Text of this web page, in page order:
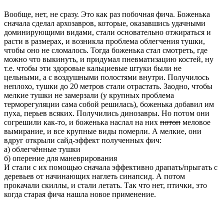
Вообще, нет, не сразу. Это как раз побочная фича. Боженька
сначала сделал архозавров, которые, оказавшись удачными
доминирующими видами, стали основательно отжираться и
расти в размерах, и возникла проблема облегчения тушки,
чтобы оно не сломалось. Тогда боженька стал смотреть, где
можно что выкинуть, и придумал пневматизацию костей, ну
т.е. чтобы эти здоровые кальциевые штуки были не
цельными, а с воздушными полостями внутри. Получилось
неплохо, тушки до 20 метров стали отрастать. Заодно, чтобы
мелкие тушки не замерзали (у крупных проблема
терморегуляции сама собой решилась), боженька добавил им
пуха, перьев всяких. Получились динозавры. Но потом они
согрешили как-то, и боженька наслал на них потоп меловое
вымирание, и все крупные виды померли. А мелкие, они
вдруг открыли сайд-эффект полученных фич:
а) облегчённые тушки
б) оперение для маневрирования
И стали с их помощью сначала эффективно драпать/прыгать с
деревьев от начинающих наглеть синапсид. А потом
прокачали скиллы, и стали летать. Так что нет, птички, это
когда старая фича нашла новое применение.